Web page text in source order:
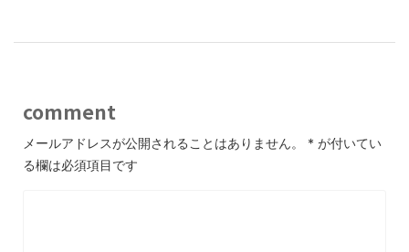
comment
メールアドレスが公開されることはありません。 * が付いてい
る欄は必須項目です